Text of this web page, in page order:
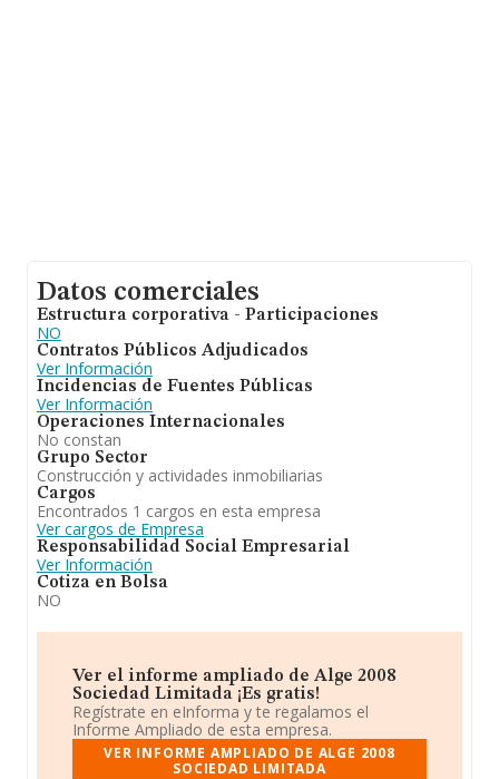
Datos comerciales
Estructura corporativa - Participaciones
NO
Contratos Públicos Adjudicados
Ver Información
Incidencias de Fuentes Públicas
Ver Información
Operaciones Internacionales
No constan
Grupo Sector
Construcción y actividades inmobiliarias
Cargos
Encontrados 1 cargos en esta empresa
Ver cargos de Empresa
Responsabilidad Social Empresarial
Ver Información
Cotiza en Bolsa
NO
Ver el informe ampliado de Alge 2008
Sociedad Limitada ¡Es gratis!
Regístrate en eInforma y te regalamos el
Informe Ampliado de esta empresa.
VER INFORME AMPLIADO DE ALGE 2008
SOCIEDAD LIMITADA